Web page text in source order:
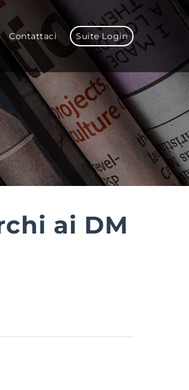
Contattaci Suite Login
ai DM